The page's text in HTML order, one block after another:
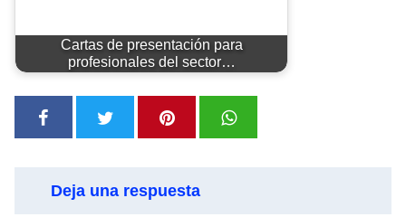
Cartas de presentación para
profesionales del sector…
Deja una respuesta